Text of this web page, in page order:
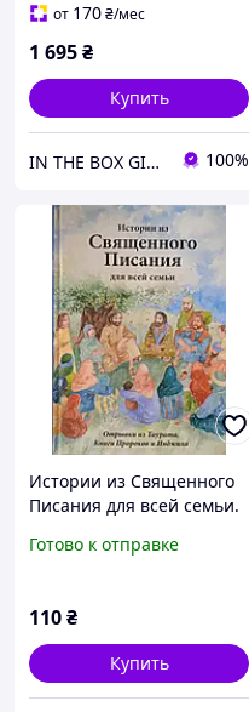
от 170₴/мес
1 695₴
Купить
IN THE BOX GIFT Подарункові бокси до будь-яких свят! 100%
Истории из Священного
Писания для всей семьи.
Книги Пророков и
Готово к отправке
110₴
Купить